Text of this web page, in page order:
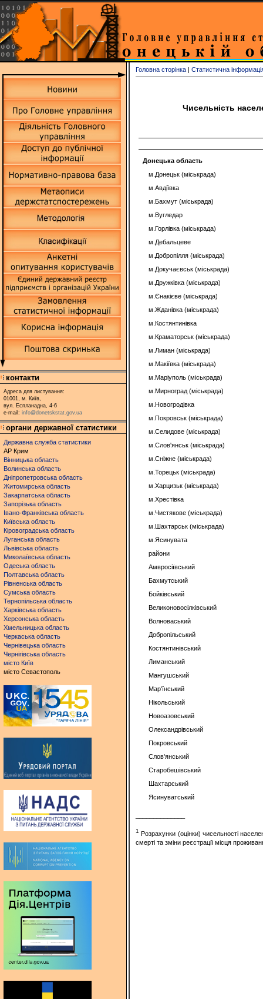
контакти
Адреса для листування:
01001, м. Київ,
вул. Еспланадна, 4-6
e-mail: info@donetskstat.gov.ua
органи державної статистики
Державна служба статистики
АР Крим
Вінницька область
Волинська область
Дніпропетровська область
Житомирська область
Закарпатська область
Запорізька область
Івано-Франківська область
Київська область
Кіровоградська область
Луганська область
Львівська область
Миколаївська область
Одеська область
Полтавська область
Рівненська область
Сумська область
Тернопільська область
Харківська область
Херсонська область
Хмельницька область
Черкаська область
Чернівецька область
Чернігівська область
місто Київ
місто Севастополь
Головна сторінка | Статистична
Чисельність
Донецька область
м.Донецьк (міськрада)
м.Авдіївка
м.Бахмут (міськрада)
м.Вугледар
м.Горлівка (міськрада)
м.Дебальцеве
м.Добропілля (міськрада)
м.Докучаєвськ (міськрада)
м.Дружківка (міськрада)
м.Єнакієве (міськрада)
м.Жданівка (міськрада)
м.Костянтинівка
м.Краматорськ (міськрада)
м.Лиман (міськрада)
м.Макіївка (міськрада)
м.Маріуполь (міськрада)
м.Мирноград (міськрада)
м.Новогродівка
м.Покровськ (міськрада)
м.Селидове (міськрада)
м.Слов'янськ (міськрада)
м.Сніжне (міськрада)
м.Торецьк (міськрада)
м.Харцизьк (міськрада)
м.Хрестівка
м.Чистякове (міськрада)
м.Шахтарськ (міськрада)
м.Ясинувата
райони
Амвросіївський
Бахмутський
Бойківський
Великоновосілківський
Волноваський
Добропільський
Костянтинівський
Лиманський
Мангушський
Мар'їнський
Нікольський
Новоазовський
Олександрівський
Покровський
Слов'янський
Старобешівський
Шахтарський
Ясинуватський
1Розрахунки (оцінки) чисельності
смерті та зміни реєстрації місця